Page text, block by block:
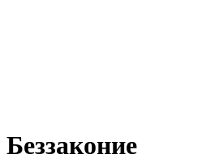
Беззаконие